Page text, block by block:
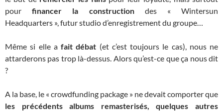
pourfinancer la constructiondes « Wintersun
Headquarters », futur studio d’enregistrement du groupe…
Même si elle a fait débat (et c’est toujours le cas), nous ne
attarderons pas trop là-dessus. Alors qu’est-ce que ça nous dit
?
A la base, le « crowdfunding package » ne devait comporter que
les précédents albums remasterisés, quelques autres